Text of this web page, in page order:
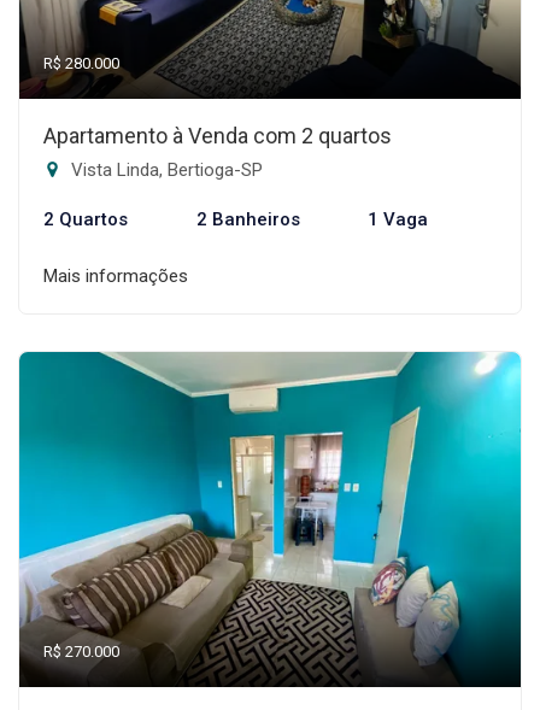
R$ 280.000
Apartamento à Venda com 2 quartos
Vista Linda, Bertioga-SP
2 Quartos 2 Banheiros 1 Vaga
Mais informações
R$ 270.000